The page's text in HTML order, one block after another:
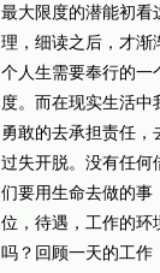
最大限度的潜能初看
理，细读之后，才渐
个人生需要奉行的一
度。而在现实生活中
勇敢的去承担责任，
过失开脱。没有任何
们要用生命去做的事
位，待遇，工作的环
吗？回顾一天的工作